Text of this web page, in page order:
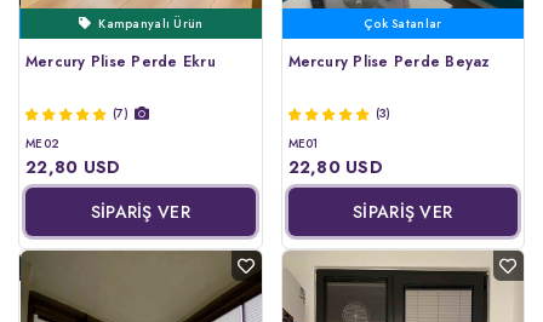
Ertesi Gün Kargo
Mercury Plise Perde Ekru
(7)
ME02
22,80 USD
SİPARİŞ VER
Çok Satanlar
Mercury Plise Perde Beyaz
(3)
ME01
22,80 USD
SİPARİŞ VER